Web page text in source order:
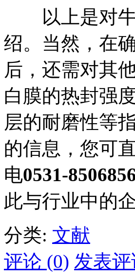
以上是对牛
绍。当然，在
后，还需对其
白膜的热封强
层的耐磨性等
的信息，您可
电0531-
此与行业中的
分类: 文献
评论 (0) 发表